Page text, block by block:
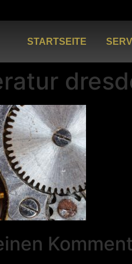
STARTSEITE